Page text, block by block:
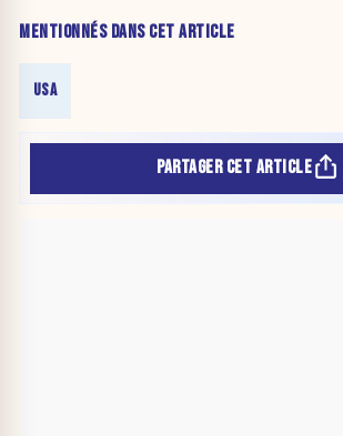
MENTIONNÉS DANS CET ARTICLE
USA
PARTAGER CET ARTICLE